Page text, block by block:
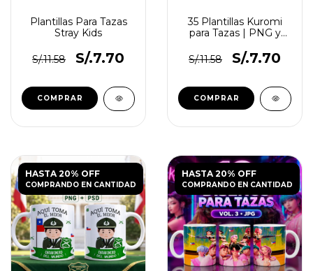
Plantillas Para Tazas
Stray Kids
S/.11.58 S/.7.70
35 Plantillas Kuromi
para Tazas | PNG y
S/.11.58
S/.7.70
HASTA 20% OFF
COMPRANDO EN CANTIDAD
HASTA 20% OFF
COMPRANDO EN CANTIDAD